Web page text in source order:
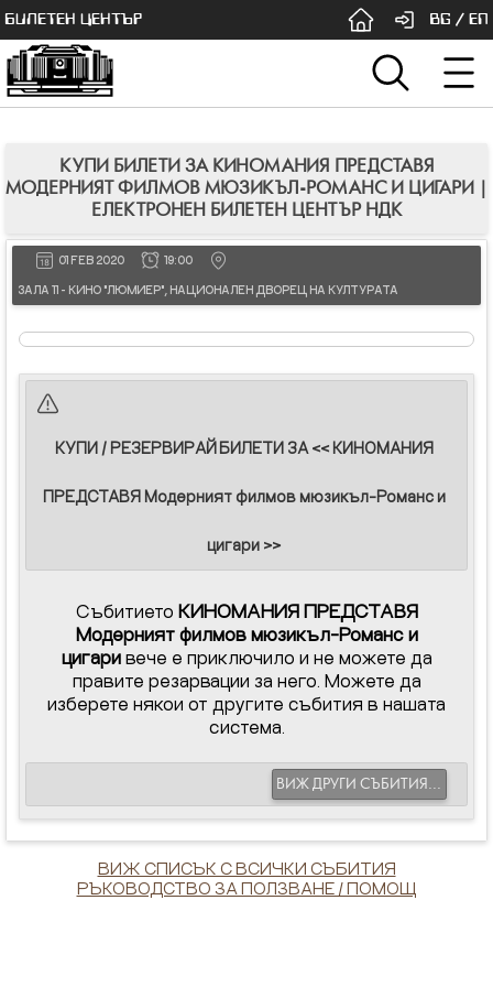
БИЛЕТЕН ЦЕНТЪР BG / EN
КУПИ БИЛЕТИ ЗА КИНОМАНИЯ ПРЕДСТАВЯ
МОДЕРНИЯТ ФИЛМОВ МЮЗИКЪЛ-РОМАНС И ЦИГАРИ |
ЕЛЕКТРОНЕН БИЛЕТЕН ЦЕНТЪР НДК
01 FEB 2020 19:00
ЗАЛА 11 - КИНО "ЛЮМИЕР", НАЦИОНАЛЕН ДВОРЕЦ НА КУЛТУРАТА
КУПИ / РЕЗЕРВИРАЙ БИЛЕТИ ЗА << КИНОМАНИЯ
ПРЕДСТАВЯ Модерният филмов мюзикъл-Романс и
цигари >>
Събитието КИНОМАНИЯ ПРЕДСТАВЯ
Модерният филмов мюзикъл-Романс и
цигаривече е приключило и не можете да
правите резарвации за него. Можете да
изберете някои от другите събития в нашата
система.
ВИЖ ДРУГИ СЪБИТИЯ...
ВИЖ СПИСЪК С ВСИЧКИ СЪБИТИЯ
РЪКОВОДСТВО ЗА ПОЛЗВАНЕ / ПОМОЩ